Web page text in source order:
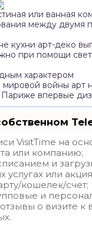
или ванная
между двумя
кухни арт-деко
при помощи
характером
войны
Париже впервые
VisitTime на
или компанию;
и
или
кошелек/счет;
и
о визите к